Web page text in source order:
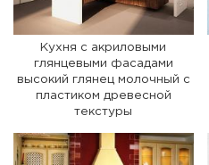
Кухня с акриловыми
глянцевыми фасадами
высокий глянец молочный с
пластиком древесной
текстуры